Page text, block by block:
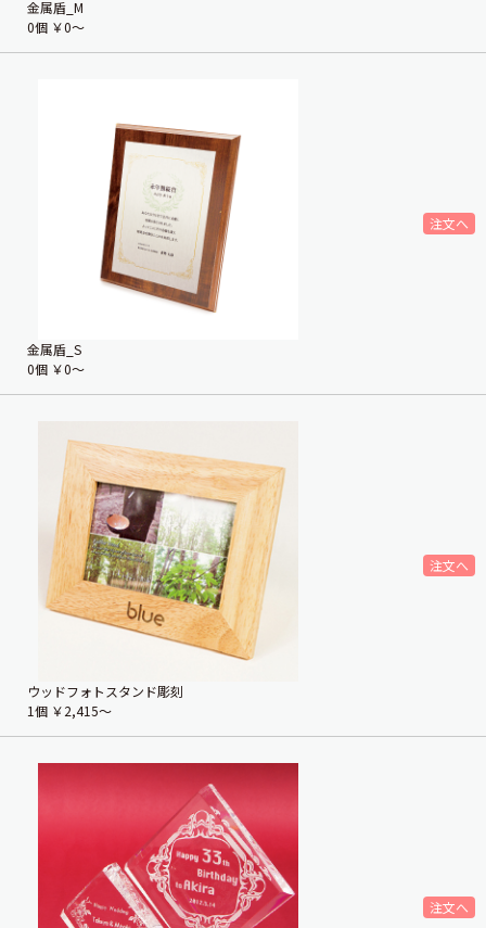
金属盾_M
0個 ￥0〜
金属盾_S
0個 ￥0〜
ウッドフォトスタンド彫刻
1個 ￥2,415〜